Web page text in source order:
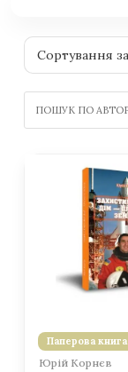
Паперова книга
Юрій Корнєв